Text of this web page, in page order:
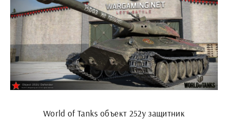
World of Tanks объект 252у защитник